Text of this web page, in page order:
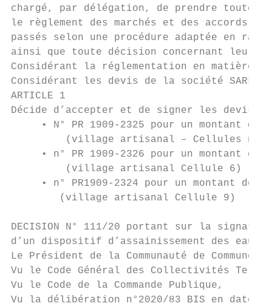
chargé, par délégation, de prendre
le règlement des marchés et des accords-
passés selon une procédure adaptée en
ainsi que toute décision concernant leurs
Considérant la réglementation en matière
Considérant les devis de la société SARL
ARTICLE 1
Décide d’accepter et de signer les devis
• N° PR 1909-2325 pour un montant de
(village artisanal – Cellules n°
• n° PR 1909-2326 pour un montant de
         (village artisanal Cellule 6)
• n° PR1909-2324 pour un montant de
        (village artisanal Cellule 9)
DECISION N° 111/20 portant sur la
d’un dispositif d’assainissement des eaux
Le Président de la Communauté de Communes
Vu le Code Général des Collectivités
Vu le Code de la Commande Publique,
Vu la délibération n°2020/83 BIS en date